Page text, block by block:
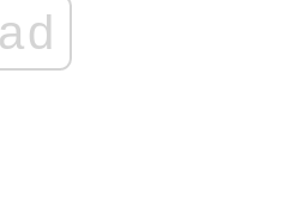
ad